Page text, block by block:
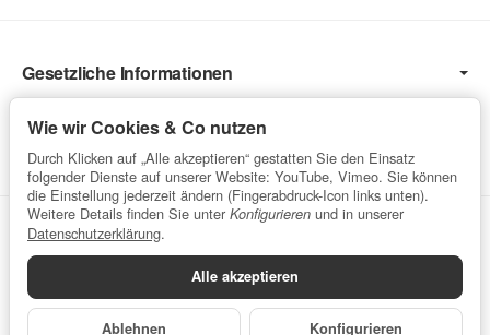
Gesetzliche Informationen
Service
Vertrag widerrufen
Datenschutzerklärung•Impressum
Wie wir Cookies & Co nutzen
Durch Klicken auf „Alle akzeptieren“ gestatten Sie den Einsatz
folgender Dienste auf unserer Website: YouTube, Vimeo. Sie können
die Einstellung jederzeit ändern (Fingerabdruck-Icon links unten).
Weitere Details finden Sie unter Konfigurieren und in unserer
Datenschutzerklärung.
Alle akzeptieren
Ablehnen Konfigurieren